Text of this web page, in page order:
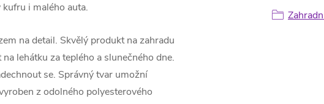
i malého auta.
na detail. Skvělý produkt na zahradu
lehátku za teplého a slunečného dne.
se. Správný tvar umožní
z odolného polyesterového